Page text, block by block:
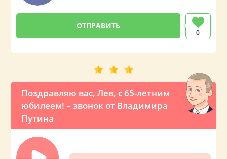
0
Поздравляю вас, Лев, с 65-летним
юбилеем! – звонок от Владимира
Путина